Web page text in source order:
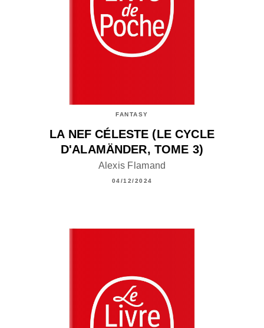
FANTASY
LA NEF CÉLESTE (LE CYCLE
D'ALAMÄNDER, TOME 3)
Alexis Flamand
04/12/2024